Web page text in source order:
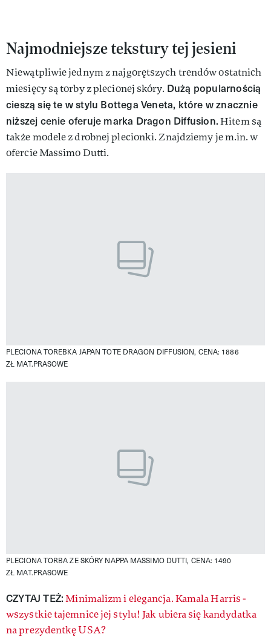
Najmodniejsze tekstury tej jesieni
Niewątpliwie jednym z najgorętszych trendów ostatnich
miesięcy są torby z plecionej skóry. Dużą popularnością
cieszą się te w stylu Bottega Veneta, które w znacznie
niższej cenie oferuje marka Dragon Diffusion.Hitem są
także modele z drobnej plecionki. Znajdziemy je m.in. w
ofercie Massimo Dutti.
PLECIONA TOREBKA JAPAN TOTE DRAGON DIFFUSION, CENA: 1886
ZŁ MAT.PRASOWE
PLECIONA TORBA ZE SKÓRY NAPPA MASSIMO DUTTI, CENA: 1490
ZŁ MAT.PRASOWE
CZYTAJ TEŻ: Minimalizm i elegancja. Kamala Harris -
wszystkie tajemnice jej stylu! Jak ubiera się kandydatka
na prezydentkę USA?